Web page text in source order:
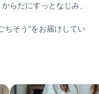
らだにすっとなじみ、
ちそう"をお届けしてい